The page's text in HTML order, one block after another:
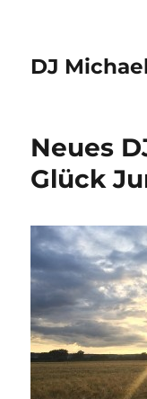
DJ
Neues
Glück